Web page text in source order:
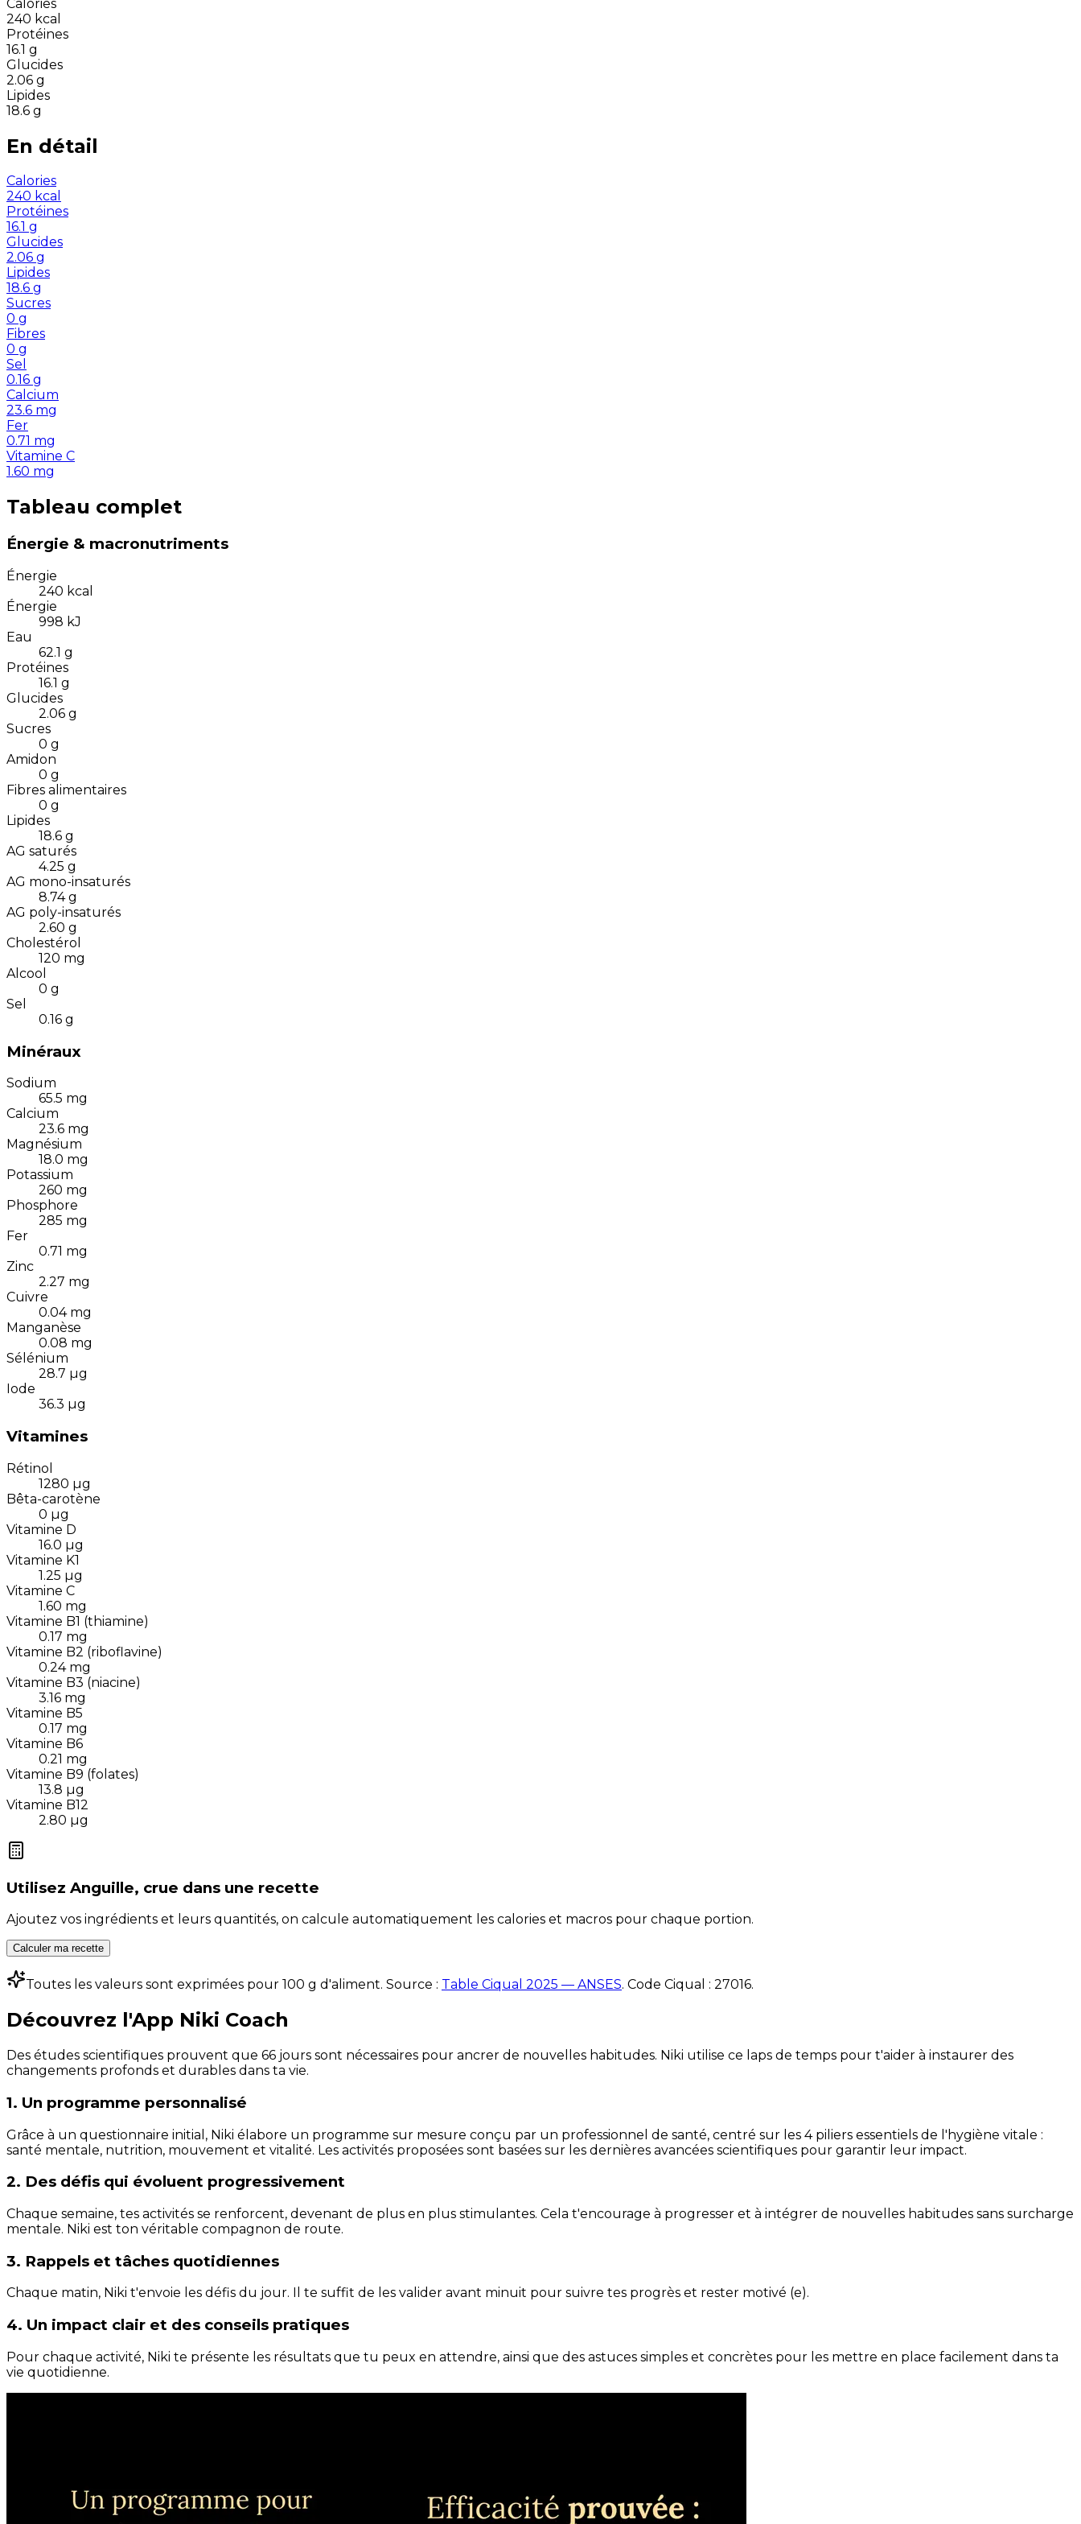
Calories
240 kcal
Protéines
16.1 g
Glucides
2.06 g
Lipides
18.6 g
En détail
Calories
240 kcal
Protéines
16.1 g
Glucides
2.06 g
Lipides
18.6 g
Sucres
0 g
Fibres
0 g
Sel
0.16 g
Calcium
23.6 mg
Fer
0.71 mg
Vitamine C
1.60 mg
Tableau complet
Énergie & macronutriments
Énergie
240 kcal
Énergie
998 kJ
Eau
62.1 g
Protéines
16.1 g
Glucides
2.06 g
Sucres
0 g
Amidon
0 g
Fibres alimentaires
0 g
Lipides
18.6 g
AG saturés
4.25 g
AG mono-insaturés
8.74 g
AG poly-insaturés
2.60 g
Cholestérol
120 mg
Alcool
0 g
Sel
0.16 g
Minéraux
Sodium
65.5 mg
Calcium
23.6 mg
Magnésium
18.0 mg
Potassium
260 mg
Phosphore
285 mg
Fer
0.71 mg
Zinc
2.27 mg
Cuivre
0.04 mg
Manganèse
0.08 mg
Sélénium
28.7 µg
Iode
36.3 µg
Vitamines
Rétinol
1280 µg
Bêta-carotène
0 µg
Vitamine D
16.0 µg
Vitamine K1
1.25 µg
Vitamine C
1.60 mg
Vitamine B1 (thiamine)
0.17 mg
Vitamine B2 (riboflavine)
0.24 mg
Vitamine B3 (niacine)
3.16 mg
Vitamine B5
0.17 mg
Vitamine B6
0.21 mg
Vitamine B9 (folates)
13.8 µg
Vitamine B12
2.80 µg
Utilisez Anguille, crue dans une recette
Ajoutez vos ingrédients et leurs quantités, on calcule automatiquement les calories et macros pour chaque portion.
Calculer ma recette
Toutes les valeurs sont exprimées pour 100 g d'aliment. Source : Table Ciqual 2025 — ANSES. Code Ciqual : 27016.
Découvrez l'App Niki Coach
Des études scientifiques prouvent que 66 jours sont nécessaires pour ancrer de nouvelles habitudes. Niki utilise ce laps de temps pour t'aider à instaurer des
changements profonds et durables dans ta vie.
1. Un programme personnalisé
Grâce à un questionnaire initial, Niki élabore un programme sur mesure conçu par un professionnel de santé, centré sur les 4 piliers essentiels de l'hygiène vitale :
santé mentale, nutrition, mouvement et vitalité. Les activités proposées sont basées sur les dernières avancées scientifiques pour garantir leur impact.
2. Des défis qui évoluent progressivement
Chaque semaine, tes activités se renforcent, devenant de plus en plus stimulantes. Cela t'encourage à progresser et à intégrer de nouvelles habitudes sans surcharge
mentale. Niki est ton véritable compagnon de route.
3. Rappels et tâches quotidiennes
Chaque matin, Niki t'envoie les défis du jour. Il te suffit de les valider avant minuit pour suivre tes progrès et rester motivé (e).
4. Un impact clair et des conseils pratiques
Pour chaque activité, Niki te présente les résultats que tu peux en attendre, ainsi que des astuces simples et concrètes pour les mettre en place facilement dans ta
vie quotidienne.